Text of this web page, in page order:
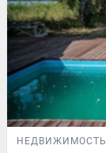
НЕДВИЖИМОСТЬ